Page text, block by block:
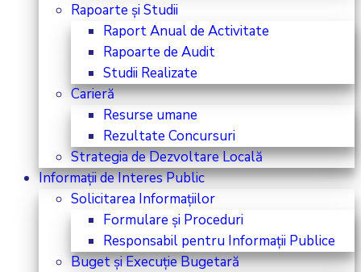
Rapoarte și Studii
Raport Anual de Activitate
Rapoarte de Audit
Studii Realizate
Carieră
Resurse umane
Rezultate Concursuri
Strategia de Dezvoltare Locală
Informații de Interes Public
Solicitarea Informațiilor
Formulare și Proceduri
Responsabil pentru Informații Publice
Buget și Execuție Bugetară